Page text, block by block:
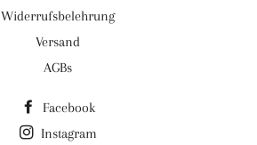
Widerrufsbelehrung
Versand
AGBs
Facebook
Instagram